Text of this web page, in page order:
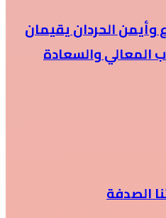
وأيمن الحردان يقيمان
المعالي والسعادة